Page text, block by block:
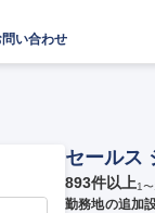
問い合わせ
セールス
893件以上1〜
勤務地の追加